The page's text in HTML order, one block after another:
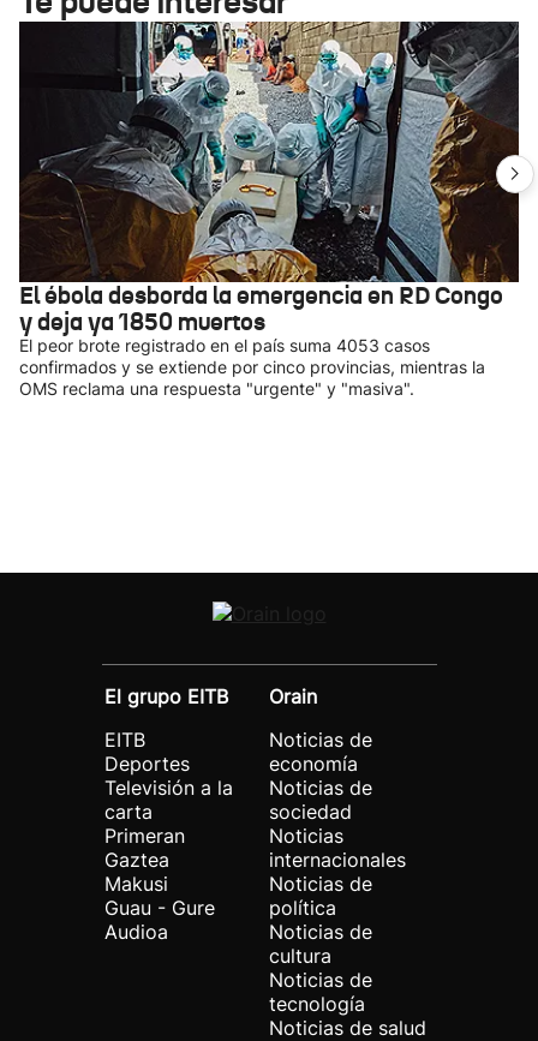
El ébola desborda la emergencia en RD Congo
y deja ya 1850 muertos
El peor brote registrado en el país suma 4053 casos
confirmados y se extiende por cinco provincias, mientras la
OMS reclama una respuesta "urgente" y "masiva".
El grupo EITB
EITB
Deportes
Televisión a la
carta
Primeran
Gaztea
Makusi
Guau - Gure
Audioa
Orain
Noticias de
economía
Noticias de
sociedad
Noticias
internacionales
Noticias de
política
Noticias de
cultura
Noticias de
tecnología
Noticias de salud